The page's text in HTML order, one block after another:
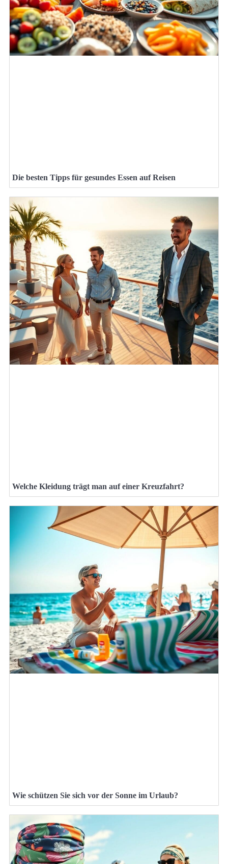
Die besten Tipps für gesundes Essen auf Reisen
Welche Kleidung trägt man auf einer Kreuzfahrt?
Wie schützen Sie sich vor der Sonne im Urlaub?